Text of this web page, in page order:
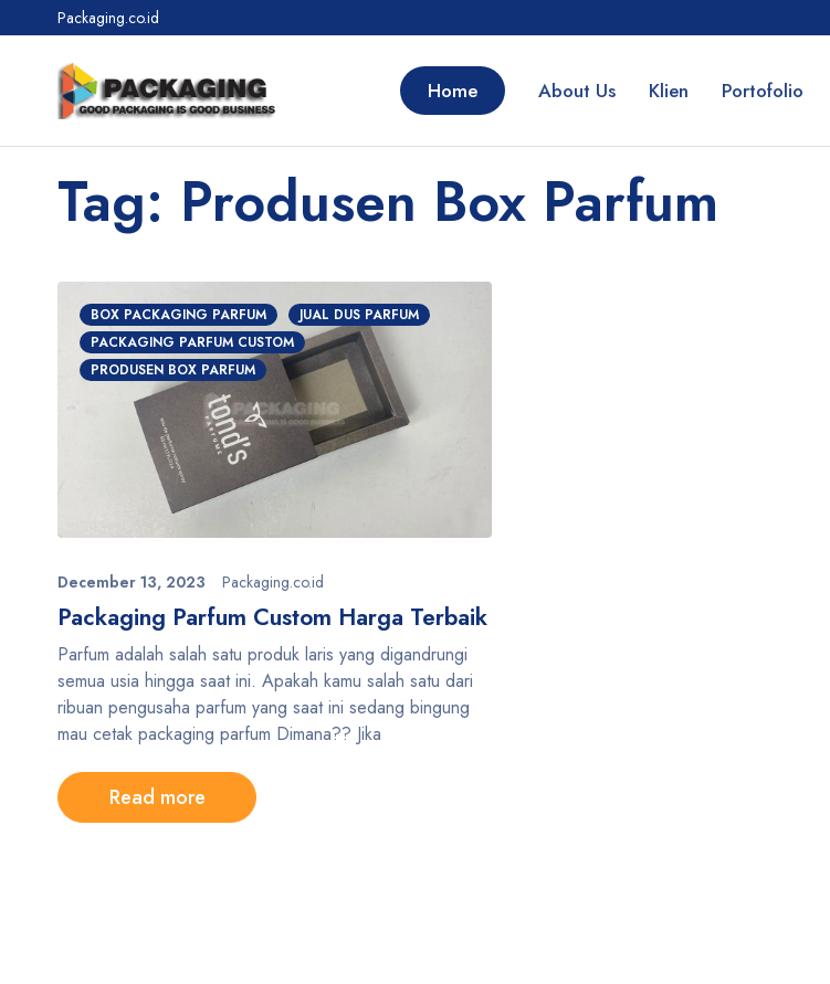
Packaging.co.id
Home About Us Klien Portofolio
Tag: Produsen Box Parfum
BOX PACKAGING PARFUM
JUAL DUS PARFUM
PACKAGING PARFUM CUSTOM
PRODUSEN BOX PARFUM
December 13, 2023 Packaging.co.id
Packaging Parfum Custom Harga Terbaik
Parfum adalah salah satu produk laris yang digandrungi
semua usia hingga saat ini. Apakah kamu salah satu dari
ribuan pengusaha parfum yang saat ini sedang bingung
mau cetak packaging parfum Dimana?? Jika
Read more